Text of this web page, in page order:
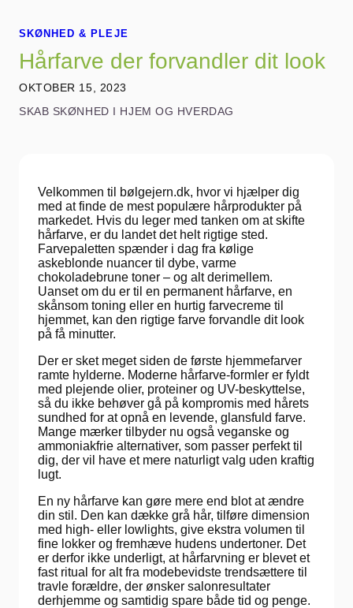
SKØNHED & PLEJE
Hårfarve der forvandler dit look
OKTOBER 15, 2023
SKAB SKØNHED I HJEM OG HVERDAG
Velkommen til bølgejern.dk, hvor vi hjælper dig
med at finde de mest populære hårprodukter på
markedet. Hvis du leger med tanken om at skifte
hårfarve, er du landet det helt rigtige sted.
Farvepaletten spænder i dag fra kølige
askeblonde nuancer til dybe, varme
chokoladebrune toner – og alt derimellem.
Uanset om du er til en permanent hårfarve, en
skånsom toning eller en hurtig farvecreme til
hjemmet, kan den rigtige farve forvandle dit look
på få minutter.
Der er sket meget siden de første hjemmefarver
ramte hylderne. Moderne hårfarve-formler er fyldt
med plejende olier, proteiner og UV-beskyttelse,
så du ikke behøver gå på kompromis med hårets
sundhed for at opnå en levende, glansfuld farve.
Mange mærker tilbyder nu også veganske og
ammoniakfrie alternativer, som passer perfekt til
dig, der vil have et mere naturligt valg uden kraftig
lugt.
En ny hårfarve kan gøre mere end blot at ændre
din stil. Den kan dække grå hår, tilføre dimension
med high- eller lowlights, give ekstra volumen til
fine lokker og fremhæve hudens undertoner. Det
er derfor ikke underligt, at hårfarvning er blevet et
fast ritual for alt fra modebevidste trendsættere til
travle forældre, der ønsker salonresultater
derhjemme og samtidig spare både tid og penge.